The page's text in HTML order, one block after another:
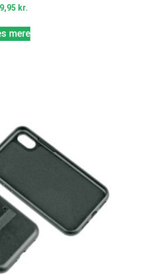
kr.
mere